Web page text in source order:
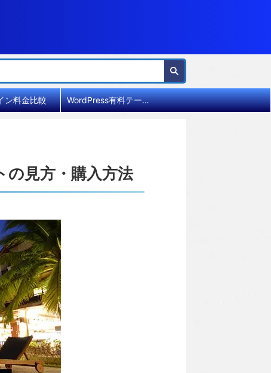
ン料金比較 WordPress有料テーマ比較
見方・購入方法